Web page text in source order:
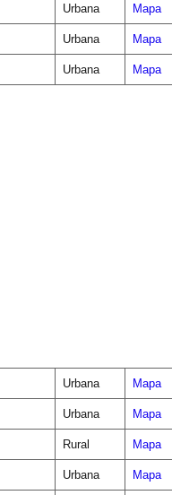
Urbana Mapa
Urbana Mapa
Urbana Mapa
Urbana Mapa
Urbana Mapa
Rural Mapa
Urbana Mapa